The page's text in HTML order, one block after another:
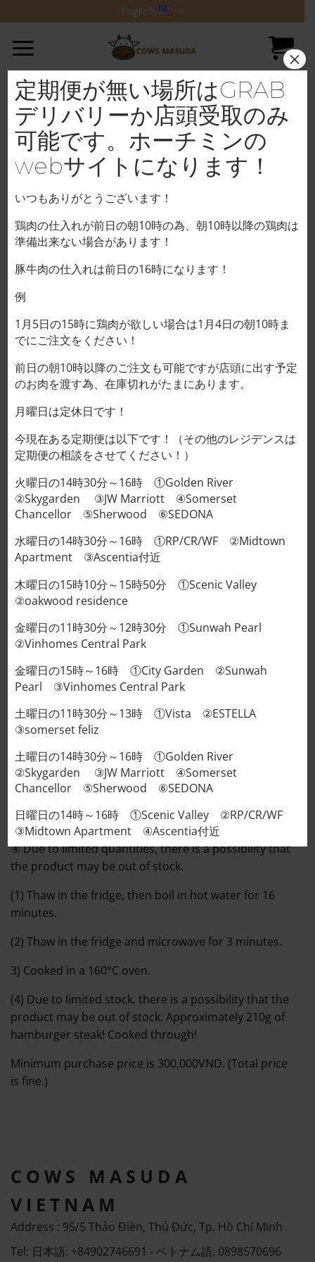
to
content
English
Home / BEEF
HAMBERGER (210g)
70,000vnd/1pack
HAMBERGER (210g) 70,000vnd/1pack quantity
カートに入れる
ADDITIONAL INFORMATION
REVIEWS (0)
minutes.
② Thaw in the fridge, then microwave for 3 minutes.
③ Cooked in a 160°C oven until cooked through.
④ Due to limited quantities, there is a possibility that
the product may be out of stock.
(1) Thaw in the fridge, then boil in hot water for 16
minutes.
(2) Thaw in the fridge and microwave for 3 minutes.
3) Cooked in a 160°C oven.
(4) Due to limited stock, there is a possibility that the
product may be out of stock. Approximately 210g of
hamburger steak! Cooked through!
Minimum purchase price is 300,000VND. (Total price
is fine.)
COWS MASUDA
VIETNAM
Address : 95/5 Thảo Điền, Thủ Đức, Tp. Hồ Chí Minh
Tel: 日本語: +84902746691 - ベトナム語: 0898570696
定期便が無い場所はGRAB
デリバリーか店頭受取のみ
可能です。ホーチミンの
webサイトになります！
いつもありがとうございます！
鶏肉の仕入れが前日の朝10時の為、朝10時以降の鶏肉は
準備出来ない場合があります！
豚牛肉の仕入れは前日の16時になります！
例
1月5日の15時に鶏肉が欲しい場合は1月4日の朝10時ま
でにご注文をください！
前日の朝10時以降のご注文も可能ですが店頭に出す予定
のお肉を渡す為、在庫切れがたまにあります。
月曜日は定休日です！
今現在ある定期便は以下です！（その他のレジデンスは
定期便の相談をさせてください！）
火曜日の14時30分～16時 ①Golden River
②Skygarden ③JW Marriott ④Somerset
Chancellor ⑤Sherwood ⑥SEDONA
水曜日の14時30分～16時 ①RP/CR/WF ②Midtown
Apartment ③Ascentia付近
木曜日の15時10分～15時50分 ①Scenic Valley
②oakwood residence
金曜日の11時30分～12時30分 ①Sunwah Pearl
②Vinhomes Central Park
金曜日の15時～16時 ①City Garden ②Sunwah
Pearl ③Vinhomes Central Park
土曜日の11時30分～13時 ①Vista ②ESTELLA
③somerset feliz
土曜日の14時30分～16時 ①Golden River
②Skygarden ③JW Marriott ④Somerset
Chancellor ⑤Sherwood ⑥SEDONA
日曜日の14時～16時 ①Scenic Valley ②RP/CR/WF
③Midtown Apartment ④Ascentia付近
×